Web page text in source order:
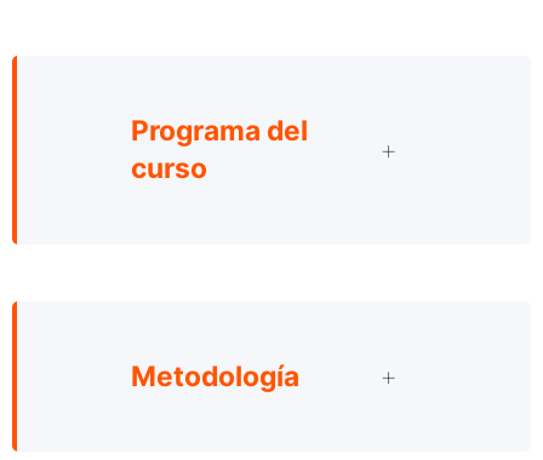
Programa del
curso
Metodología